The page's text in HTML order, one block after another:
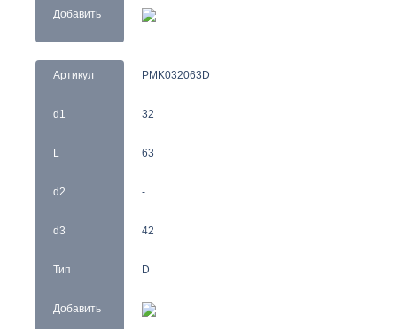
Добавить
Артикул
d1
L
d2
d3
Тип
Добавить
PMK032063D
32
63
-
42
D